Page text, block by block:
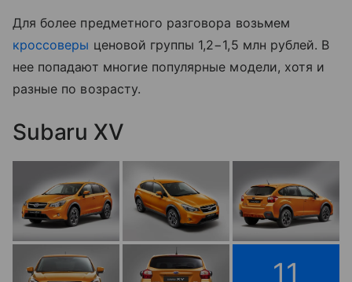
Для более предметного разговора возьмем
кроссоверы ценовой группы 1,2−1,5 млн рублей. В
нее попадают многие популярные модели, хотя и
разные по возрасту.
Subaru XV
11